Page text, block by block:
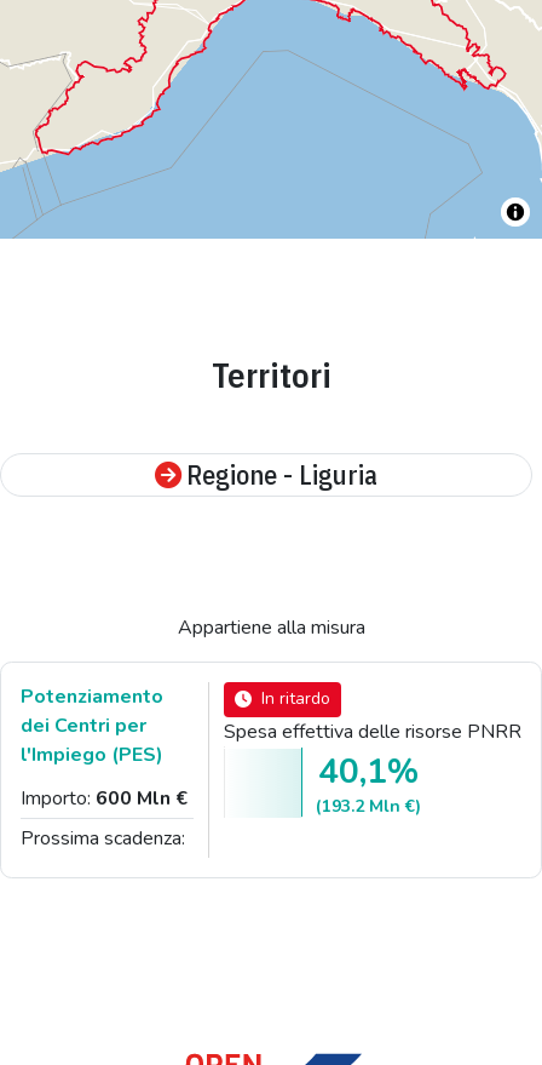
Territori
Regione - Liguria
Appartiene alla misura
Potenziamento
dei Centri per
l'Impiego (PES)
Importo: 600 Mln €
Prossima scadenza:
In ritardo
Spesa effettiva delle risorse PNRR
40,1%
(193.2 Mln €)